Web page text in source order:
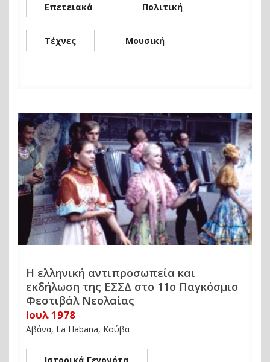
Επετειακά Πολιτική
Τέχνες Μουσική
Η ελληνική αντιπροσωπεία και
εκδήλωση της ΕΣΣΔ στο 11ο Παγκόσμιο
Φεστιβάλ Νεολαίας
Ιουλ 1978
Αβάνα, La Habana, Κούβα